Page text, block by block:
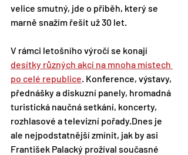
velice smutný, jde o příběh, který se
marně snažím řešit už 30 let.
V rámci letošního výročí se konají
desítky různých akcí na mnoha místech
po celé republice . Konference, výstavy,
přednášky a diskuzní panely, hromadná
turistická naučná setkání, koncerty,
rozhlasové a televizní pořady.Dnes je
ale nejpodstatnější zmínit, jak by asi
František Palacký prožíval současné